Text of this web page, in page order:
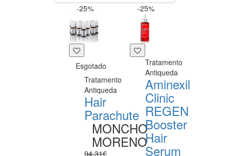
-25%
Esgotado
Tratamento
Antiqueda
Hair
Parachute
MONCHO
MORENO
94.31€
-25%
Tratamento
Antiqueda
Aminexil
Clinic
REGEN
Booster
Hair
Serum